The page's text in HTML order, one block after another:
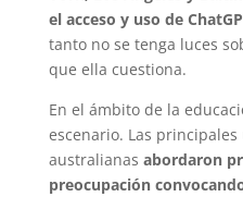
el acceso y uso de
tanto no se tenga luces
que ella cuestiona.
En el ámbito de la
escenario. Las
australianas abordaron
preocupación